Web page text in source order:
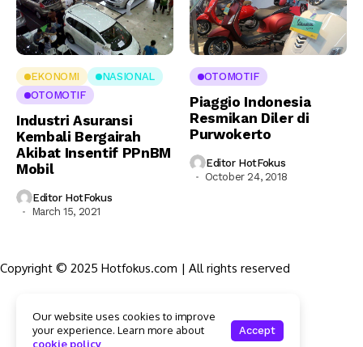
EKONOMI
NASIONAL
OTOMOTIF
Industri Asuransi
Kembali Bergairah
Akibat Insentif PPnBM
Mobil
Editor HotFokus
March 15, 2021
OTOMOTIF
Piaggio Indonesia
Resmikan Diler di
Purwokerto
Editor HotFokus
October 24, 2018
Copyright © 2025 Hotfokus.com | All rights reserved
Struktur Organisasi
Kode Etik Jurnalistik
Our website uses cookies to improve
your experience. Learn more about
cookie policy
Accept